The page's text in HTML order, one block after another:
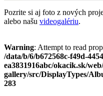
Pozrite si aj foto z nových
alebo našu videogalériu.
Warning: Attempt to read
/data/b/6/b672568c-f49d-
ea3831916abc/okacik.sk/
gallery/src/DisplayTypes/
283